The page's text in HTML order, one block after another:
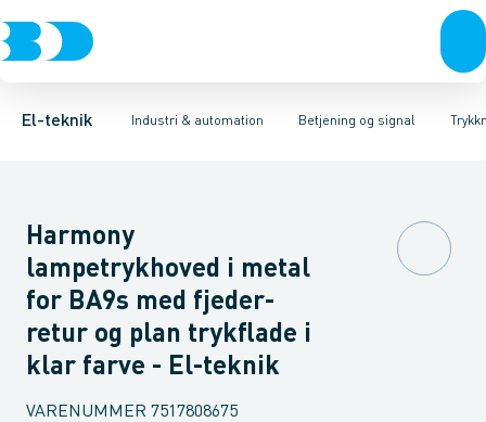
El-teknik Industri & automation
Afbrydere, stikkontakter & lampeudtagForgreningsmateriel
Betjening og signal
Industristiksystemer Frekvensomformere og softstartere
TrykknaphovedLystårn element, optiskTilslutningsmodul
Harmony
lampetrykhoved i metal
for BA9s med fjeder-
retur og plan trykflade i
klar farve - El-teknik
VARENUMMER 7517808675